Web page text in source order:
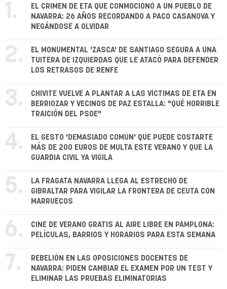
1.
EL CRIMEN DE ETA QUE CONMOCIONÓ A UN PUEBLO DE
NAVARRA: 26 AÑOS RECORDANDO A PACO CASANOVA Y
NEGÁNDOSE A OLVIDAR
2.
EL MONUMENTAL 'ZASCA' DE SANTIAGO SEGURA A UNA
TUITERA DE IZQUIERDAS QUE LE ATACÓ PARA DEFENDER
LOS RETRASOS DE RENFE
3.
CHIVITE VUELVE A PLANTAR A LAS VÍCTIMAS DE ETA EN
BERRIOZAR Y VECINOS DE PAZ ESTALLA: "QUÉ HORRIBLE
TRAICIÓN DEL PSOE"
4.
EL GESTO 'DEMASIADO COMÚN' QUE PUEDE COSTARTE
MÁS DE 200 EUROS DE MULTA ESTE VERANO Y QUE LA
GUARDIA CIVIL YA VIGILA
5.
LA FRAGATA NAVARRA LLEGA AL ESTRECHO DE
GIBRALTAR PARA VIGILAR LA FRONTERA DE CEUTA CON
MARRUECOS
6.
CINE DE VERANO GRATIS AL AIRE LIBRE EN PAMPLONA:
PELÍCULAS, BARRIOS Y HORARIOS PARA ESTA SEMANA
7.
REBELIÓN EN LAS OPOSICIONES DOCENTES DE
NAVARRA: PIDEN CAMBIAR EL EXAMEN POR UN TEST Y
ELIMINAR LAS PRUEBAS ELIMINATORIAS